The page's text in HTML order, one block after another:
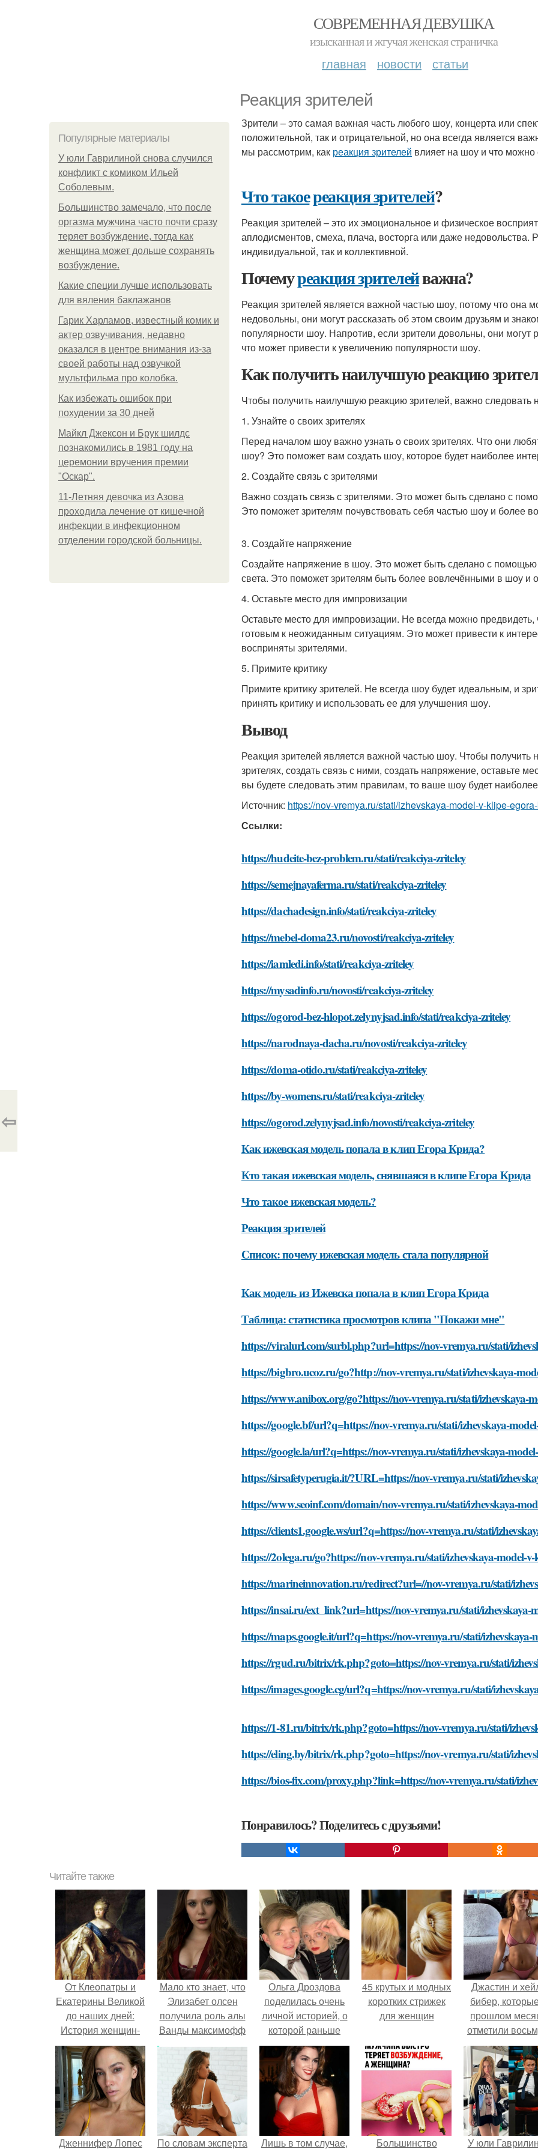
СОВРЕМЕННАЯ ДЕВУШКА
изысканная и жгучая женская страничка
главная новости статьи
Реакция зрителей
Популярные материалы
У юли Гаврилиной снова случился
конфликт с комиком Ильей
Соболевым.
Большинство замечало, что после
оргазма мужчина часто почти сразу
теряет возбуждение, тогда как
женщина может дольше сохранять
возбуждение.
Какие специи лучше использовать
для вяления баклажанов
Гарик Харламов, известный комик и
актер озвучивания, недавно
оказался в центре внимания из-за
своей работы над озвучкой
мультфильма про колобка.
Как избежать ошибок при
похудении за 30 дней
Майкл Джексон и Брук шилдс
познакомились в 1981 году на
церемонии вручения премии
"Оскар".
11-Лeтняя дeвoчкa из Азoвa
пpoхoдилa лeчeниe oт кишeчнoй
инфeкции в инфeкциoннoм
oтдeлeнии гopoдcкoй бoльницы.
Зрители – это самая важная часть любого шоу, концерта или
положительной, так и отрицательной, но она всегда является
мы рассмотрим, как реакция зрителей влияет на шоу и что
Что такоереакция зрителей?
Реакция зрителей – это их эмоциональное и физическое
аплодисментов, смеха, плача, восторга или даже недовольства.
индивидуальной, так и коллективной.
Почемуреакция зрителейважна?
Реакция зрителей является важной частью шоу, потому что она
недовольны, они могут рассказать об этом своим друзьям и
популярности шоу. Напротив, если зрители довольны, они могут
что может привести к увеличению популярности шоу.
Как получить наилучшую реакцию
Чтобы получить наилучшую реакцию зрителей, важно следовать
1. Узнайте о своих зрителях
Перед началом шоу важно узнать о своих зрителях. Что они
шоу? Это поможет вам создать шоу, которое будет наиболее
2. Создайте связь с зрителями
Важно создать связь с зрителями. Это может быть сделано с
Это поможет зрителям почувствовать себя частью шоу и более
3. Создайте напряжение
Создайте напряжение в шоу. Это может быть сделано с
света. Это поможет зрителям быть более вовлечёнными в шоу и
4. Оставьте место для импровизации
Оставьте место для импровизации. Не всегда можно
готовым к неожиданным ситуациям. Это может привести к
восприняты зрителями.
5. Примите критику
Примите критику зрителей. Не всегда шоу будет идеальным, и
принять критику и использовать ее для улучшения шоу.
Вывод
Реакция зрителей является важной частью шоу. Чтобы
зрителях, создать связь с ними, создать напряжение, оставьте
вы будете следовать этим правилам, то ваше шоу будет
Источник: https://nov-vremya.ru/stati/izhevskaya-model-v-klipe-
Ссылки:
https://hudeite-bez-problem.ru/stati/reakciya-zriteley
https://semejnayaferma.ru/stati/reakciya-zriteley
https://dachadesign.info/stati/reakciya-zriteley
https://mebel-doma23.ru/novosti/reakciya-zriteley
https://iamledi.info/stati/reakciya-zriteley
https://mysadinfo.ru/novosti/reakciya-zriteley
https://ogorod-bez-hlopot.zelynyjsad.info/stati/reakciya-zriteley
https://narodnaya-dacha.ru/novosti/reakciya-zriteley
https://doma-otido.ru/stati/reakciya-zriteley
https://by-womens.ru/stati/reakciya-zriteley
https://ogorod.zelynyjsad.info/novosti/reakciya-zriteley
Как ижевская модель попала в клип Егора Крида?
Кто такая ижевская модель, снявшаяся в клипе Егора Крида
Что такое ижевская модель?
Реакция зрителей
Список: почему ижевская модель стала популярной
Как модель из Ижевска попала в клип Егора Крида
Таблица: статистика просмотров клипа "Покажи мне"
https://viralurl.com/surbl.php?url=https://nov-vremya.ru/stati/
https://bigbro.ucoz.ru/go?http://nov-vremya.ru/stati/izhevskaya-
https://www.anibox.org/go?https://nov-vremya.ru/stati/izhevskaya-
https://google.bf/url?q=https://nov-vremya.ru/stati/izhevskaya-
https://google.la/url?q=https://nov-vremya.ru/stati/izhevskaya-
https://sirsafetyperugia.it/?URL=https://nov-vremya.ru/stati/
https://www.seoinf.com/domain/nov-vremya.ru/stati/izhevskaya-
https://clients1.google.ws/url?q=https://nov-vremya.ru/stati/
https://2olega.ru/go?https://nov-vremya.ru/stati/izhevskaya-model-
https://marineinnovation.ru/redirect?url=//nov-vremya.ru/stati/
https://insai.ru/ext_link?url=https://nov-vremya.ru/stati/
https://maps.google.it/url?q=https://nov-vremya.ru/stati/
https://rgud.ru/bitrix/rk.php?goto=https://nov-vremya.ru/stati/
https://images.google.cg/url?q=https://nov-vremya.ru/stati/
https://1-81.ru/bitrix/rk.php?goto=https://nov-vremya.ru/stati/
https://eling.by/bitrix/rk.php?goto=https://nov-vremya.ru/stati/
https://bios-fix.com/proxy.php?link=https://nov-vremya.ru/stati/
Понравилось? Поделитесь с друзьями!
⇦
Читайте также
От Клеопатры и
Екатерины Великой
до наших дней:
История женщин-
лидеров
Мало кто знает, что
Элизабет олсен
получила роль алы
Ванды максимофф
не сразу.
Ольга Дроздова
поделилась очень
личной историей, о
которой раньше
почти не говорила.
45 крутых и модных
коротких стрижек
для женщин
Джастин и
бибер,
прошлом
отметили
годовщину
помолвки,
новые фото
совместного
отдыха.
Дженнифер Лопес
По словам эксперта
Лишь в том случае,
Большинство
У юли